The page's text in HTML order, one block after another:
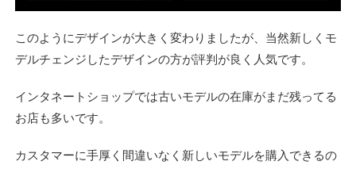
このようにデザインが大きく変わりましたが、当然新しくモ
デルチェンジしたデザインの方が評判が良く人気です。
インタネートショップでは古いモデルの在庫がまだ残ってる
お店も多いです。
カスタマーに手厚く間違いなく新しいモデルを購入できるの